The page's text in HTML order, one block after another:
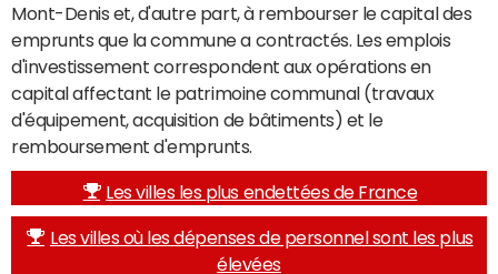
Mont-Denis et, d'autre part, à rembourser le capital des
emprunts que la commune a contractés. Les emplois
d'investissement correspondent aux opérations en
capital affectant le patrimoine communal (travaux
d'équipement, acquisition de bâtiments) et le
remboursement d'emprunts.
Les villes les plus endettées de France
Les villes où les dépenses de personnel sont les plus
élevées